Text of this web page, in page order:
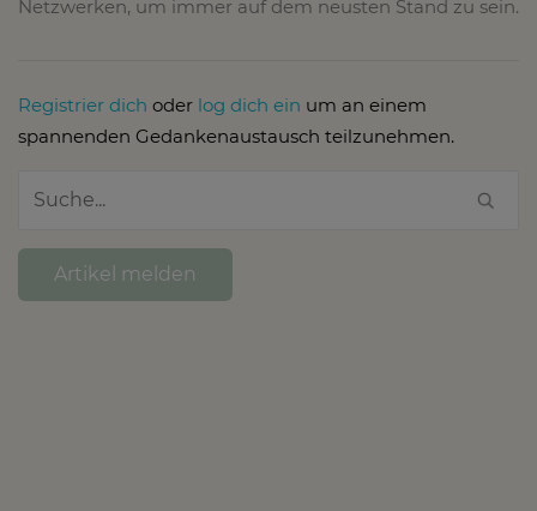
Netzwerken, um immer auf dem neusten Stand zu sein.
Registrier dich oder log dich ein um an einem
spannenden Gedankenaustausch teilzunehmen.
Artikel melden